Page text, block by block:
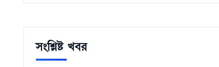
সংশ্লিষ্ট খবর